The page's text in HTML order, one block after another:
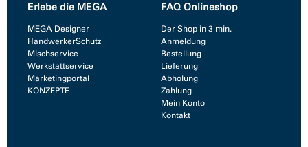
Erlebe die MEGA
MEGA Designer
HandwerkerSchutz
Mischservice
Werkstattservice
Marketingportal
KONZEPTE
FAQ Onlineshop
Der Shop in 3 min.
Anmeldung
Bestellung
Lieferung
Abholung
Zahlung
Mein Konto
Kontakt